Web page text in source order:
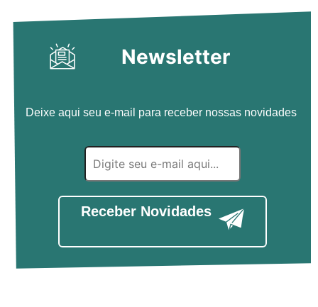
Newsletter
Deixe aqui seu e-mail para receber nossas novidades
Receber Novidades